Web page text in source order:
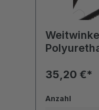
35,20 €*
Anzahl